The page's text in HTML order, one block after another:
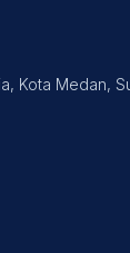
Kota Medan,